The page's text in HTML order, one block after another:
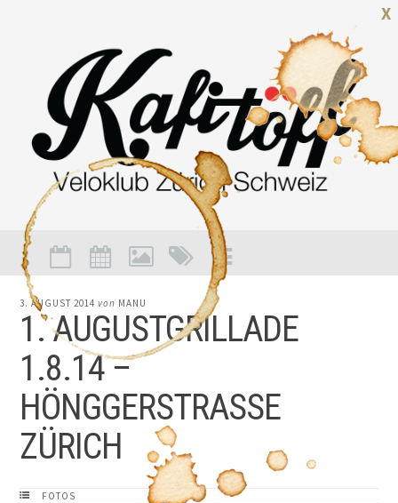
X
3. AUGUST 2014 von MANU
1. AUGUSTGRILLADE
1.8.14 –
HÖNGGERSTRASSE
ZÜRICH
FOTOS